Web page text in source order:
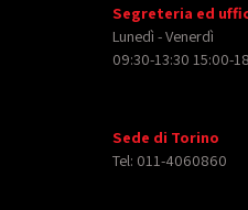
Segreteria ed
Lunedì - Venerdì
09:30-13:30 15:00-
Sede di Torino
Tel: 011-4060860